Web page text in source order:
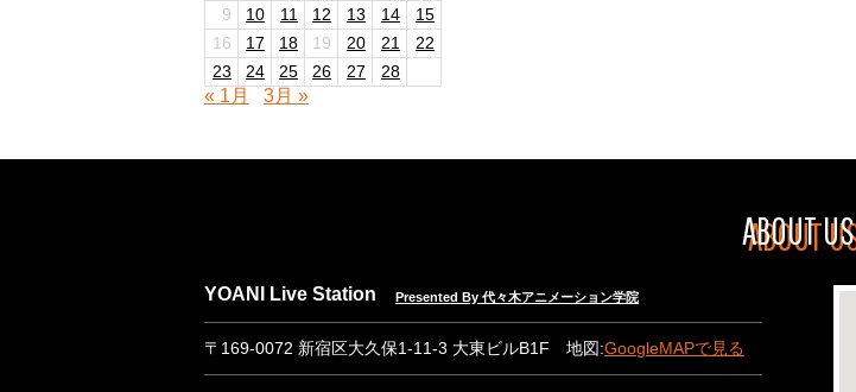
9
10 11 12 13 14
15
16
17 18 19 20 21
22
23
24 25 26 27 28
« 1月 3月 »
ABOUT US
YOANI Live Station Presented By 代々木アニメーション学院
〒169-0072 新宿区大久保1-11-3 大東ビルB1F 地図:GoogleMAPで見る